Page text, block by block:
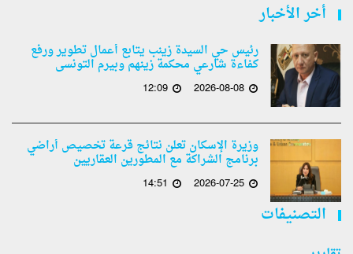
أخر الأخبار
رئيس حي السيدة زينب يتابع أعمال تطوير ورفع
كفاءة شارعي محكمة زينهم وبيرم التونسى
2026-08-08
12:09
وزيرة الإسكان تعلن نتائج قرعة تخصيص أراضي
برنامج الشراكة مع المطورين العقاريين
2026-07-25
14:51
التصنيفات